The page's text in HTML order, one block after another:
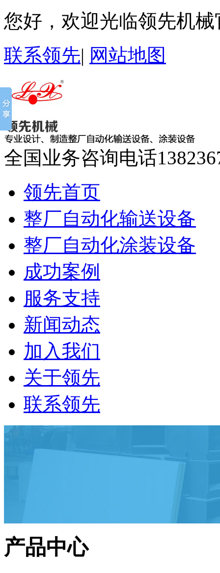
您好，欢迎光临领先机械
联系领先| 网站地图
全国业务咨询电话
领先首页
整厂自动化输送设备
整厂自动化涂装设备
成功案例
服务支持
新闻动态
加入我们
关于领先
联系领先
产品中心